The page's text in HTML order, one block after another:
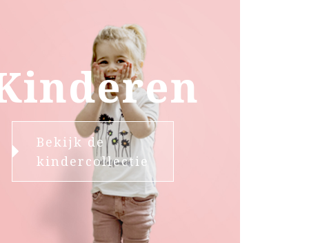
Bekijk de
kindercollectie